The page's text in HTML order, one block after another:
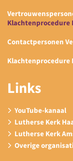
Klachtenprocedure
Contactpersonen
Klachtenprocedure
Links
YouTube-kanaal
Lutherse Kerk
Lutherse Kerk
Overige